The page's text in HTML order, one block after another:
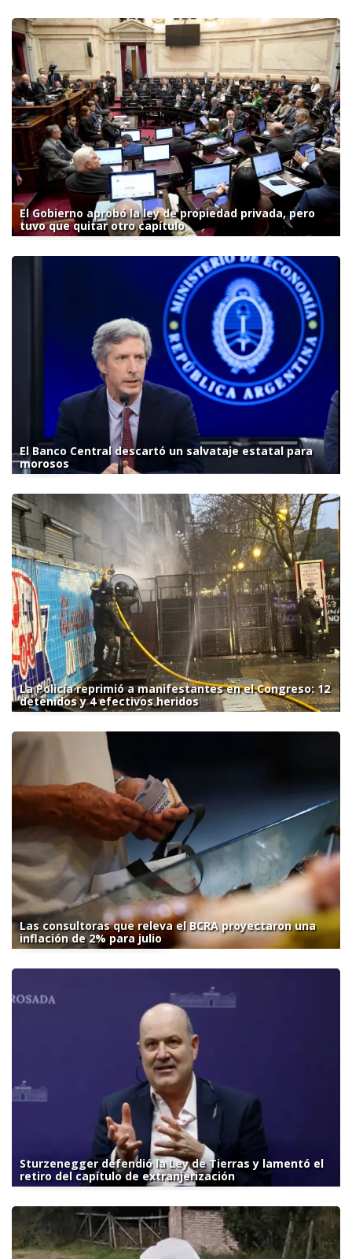
El Gobierno aprobó la ley de propiedad privada, pero
tuvo que quitar otro capítulo
El Banco Central descartó un salvataje estatal para
morosos
La Policía reprimió a manifestantes en el Congreso: 12
detenidos y 4 efectivos heridos
Las consultoras que releva el BCRA proyectaron una
inflación de 2% para julio
Sturzenegger defendió la Ley de Tierras y lamentó el
retiro del capítulo de extranjerización